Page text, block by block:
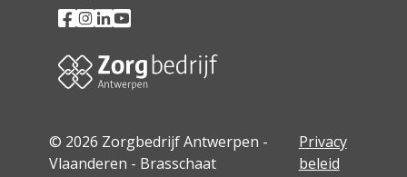
© 2026 Zorgbedrijf Antwerpen -
Vlaanderen - Brasschaat
Privacy
beleid